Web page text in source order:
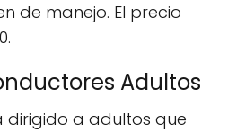
de manejo. El precio
Adultos
dirigido a adultos que